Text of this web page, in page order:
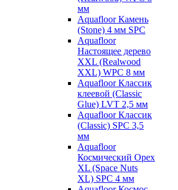
мм
Aquafloor Камень
(Stone) 4 мм SPC
Aquafloor
Настоящее дерево
XXL (Realwood
XXL) WPC 8 мм
Aquafloor Классик
клеевой (Classic
Glue) LVT 2,5 мм
Aquafloor Классик
(Classic) SPC 3,5
мм
Aquafloor
Космический Орех
XL (Space Nuts
XL) SPC 4 мм